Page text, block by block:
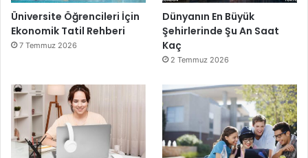
Üniversite Öğrencileri İçin
Ekonomik Tatil Rehberi
7 Temmuz 2026
Dünyanın En Büyük
Şehirlerinde Şu An Saat
Kaç
2 Temmuz 2026